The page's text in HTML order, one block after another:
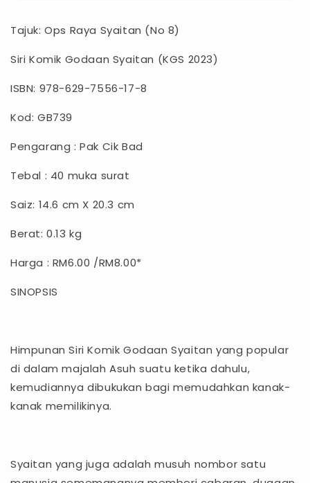
Tajuk: Ops Raya Syaitan (No 8)
Siri Komik Godaan Syaitan (KGS 2023)
ISBN: 978-629-7556-17-8
Kod: GB739
Pengarang : Pak Cik Bad
Tebal : 40 muka surat
Saiz: 14.6 cm X 20.3 cm
Berat: 0.13 kg
Harga : RM6.00 /RM8.00*
SINOPSIS
Himpunan Siri Komik Godaan Syaitan yang popular
di dalam majalah Asuh suatu ketika dahulu,
kemudiannya dibukukan bagi memudahkan kanak-
kanak memilikinya.
Syaitan yang juga adalah musuh nombor satu